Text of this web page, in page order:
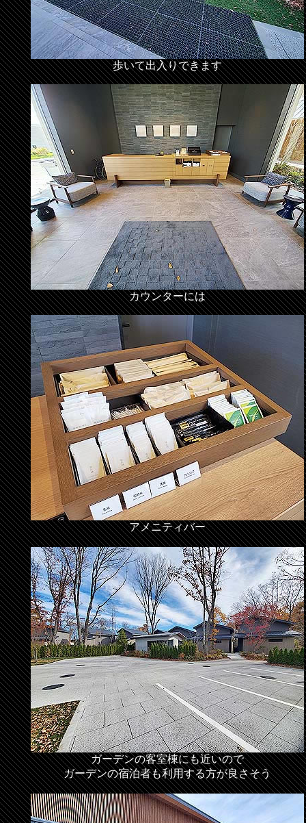
歩いて出入りできます
カウンターには
アメニティバー
ガーデンの客室棟にも近いので
ガーデンの宿泊者も利用する方が良さそう